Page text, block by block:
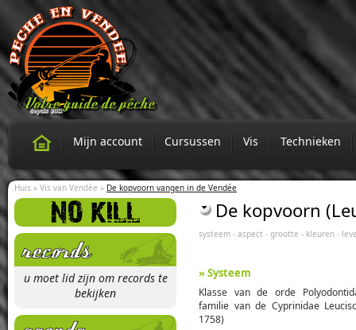
Mijn account Cursussen Vis Technieken
Huis » Vis van Vendée » De kopvoorn vangen in de Vendée
u moet lid zijn om records te
bekijken
De kopvoorn
systeem - aspect - grootte - kleuren -
» Systeem
Klasse van de orde
familie van de Cyprinidae
1758)